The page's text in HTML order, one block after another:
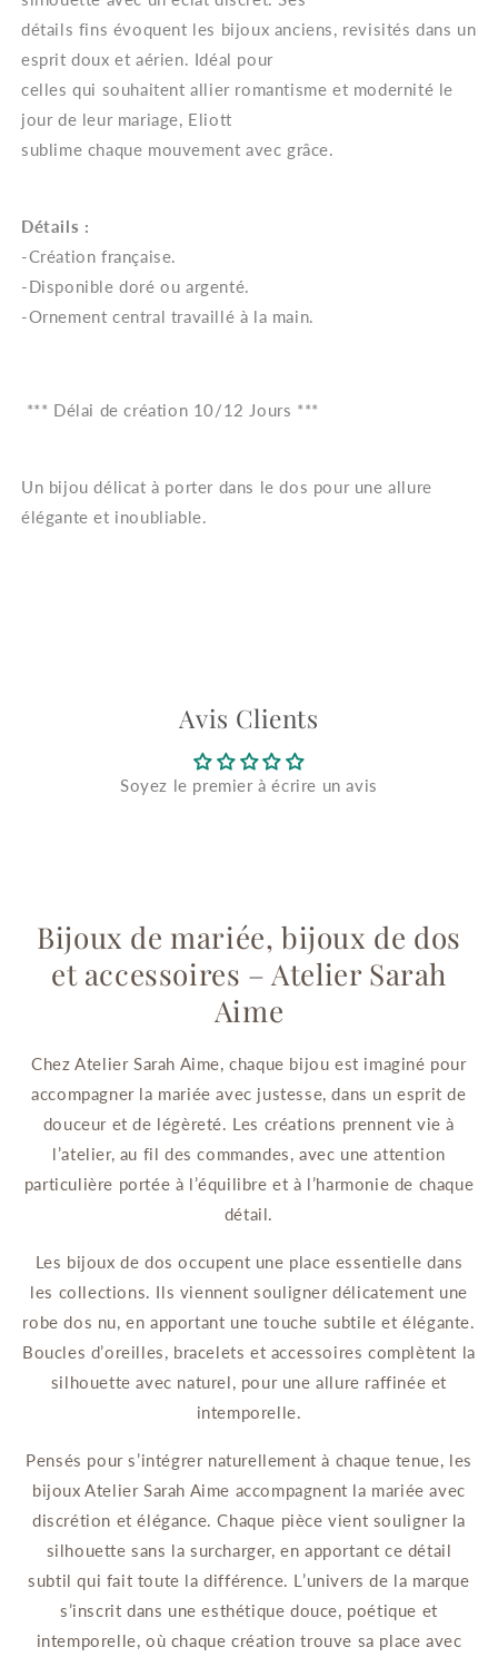
détails fins évoquent les bijoux anciens, revisités dans un
esprit doux et aérien. Idéal pour
celles qui souhaitent allier romantisme et modernité le
jour de leur mariage, Eliott
sublime chaque mouvement avec grâce.
Détails :
-Création française.
-Disponible doré ou argenté.
-Ornement central travaillé à la main.
*** Délai de création 10/12 Jours ***
Un bijou délicat à porter dans le dos pour une allure
élégante et inoubliable.
Avis Clients
Soyez le premier à écrire un avis
Bijoux de mariée, bijoux de dos
et accessoires – Atelier Sarah
Aime
Chez Atelier Sarah Aime, chaque bijou est imaginé pour
accompagner la mariée avec justesse, dans un esprit de
douceur et de légèreté. Les créations prennent vie à
l’atelier, au fil des commandes, avec une attention
particulière portée à l’équilibre et à l’harmonie de chaque
détail.
Les bijoux de dos occupent une place essentielle dans
les collections. Ils viennent souligner délicatement une
robe dos nu, en apportant une touche subtile et élégante.
Boucles d’oreilles, bracelets et accessoires complètent la
silhouette avec naturel, pour une allure raffinée et
intemporelle.
Pensés pour s’intégrer naturellement à chaque tenue, les
bijoux Atelier Sarah Aime accompagnent la mariée avec
discrétion et élégance. Chaque pièce vient souligner la
silhouette sans la surcharger, en apportant ce détail
subtil qui fait toute la différence. L’univers de la marque
s’inscrit dans une esthétique douce, poétique et
intemporelle, où chaque création trouve sa place avec